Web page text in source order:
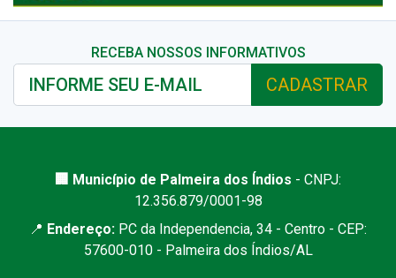
RECEBA NOSSOS INFORMATIVOS
CADASTRAR
🏢 Município de Palmeira dos Índios - CNPJ:
12.356.879/0001-98
📍 Endereço: PC da Independencia, 34 - Centro - CEP:
57600-010 - Palmeira dos Índios/AL